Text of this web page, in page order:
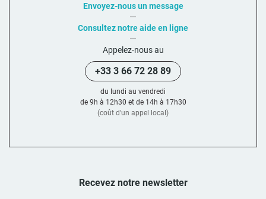
Recevez notre newsletter
Envoyez-nous un message
Consultez notre aide en ligne
Appelez-nous au
+33 3 66 72 28 89
du lundi au vendredi
de 9h à 12h30 et de 14h à 17h30
(coût d'un appel local)